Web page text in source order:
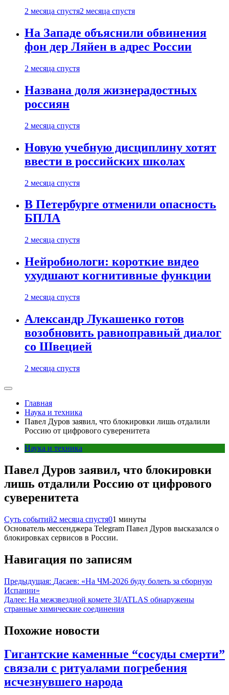
2 месяца спустя2 месяца спустя
На Западе объяснили обвинения
фон дер Ляйен в адрес России
2 месяца спустя
Названа доля жизнерадостных
россиян
2 месяца спустя
Новую учебную дисциплину хотят
ввести в российских школах
2 месяца спустя
В Петербурге отменили опасность
БПЛА
2 месяца спустя
Нейробиологи: короткие видео
ухудшают когнитивные функции
2 месяца спустя
Александр Лукашенко готов
возобновить равноправный диалог
со Швецией
2 месяца спустя
Главная
Наука и техника
Павел Дуров заявил, что блокировки лишь отдалили
Россию от цифрового суверенитета
Наука и техника
Павел Дуров заявил, что блокировки
лишь отдалили Россию от цифрового
суверенитета
Суть событий2 месяца спустя01 минуты
Основатель мессенджера Telegram Павел Дуров высказался о
блокировках сервисов в России.
Навигация по записям
Предыдущая: Дасаев: «На ЧМ‑2026 буду болеть за сборную
Испании»
Далее: На межзвездной комете 3I/ATLAS обнаружены
странные химические соединения
Похожие новости
Гигантские каменные “сосуды смерти”
связали с ритуалами погребения
исчезнувшего народа